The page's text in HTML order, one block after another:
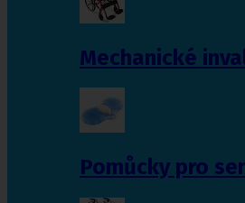
Mechanické
Pomůcky pro